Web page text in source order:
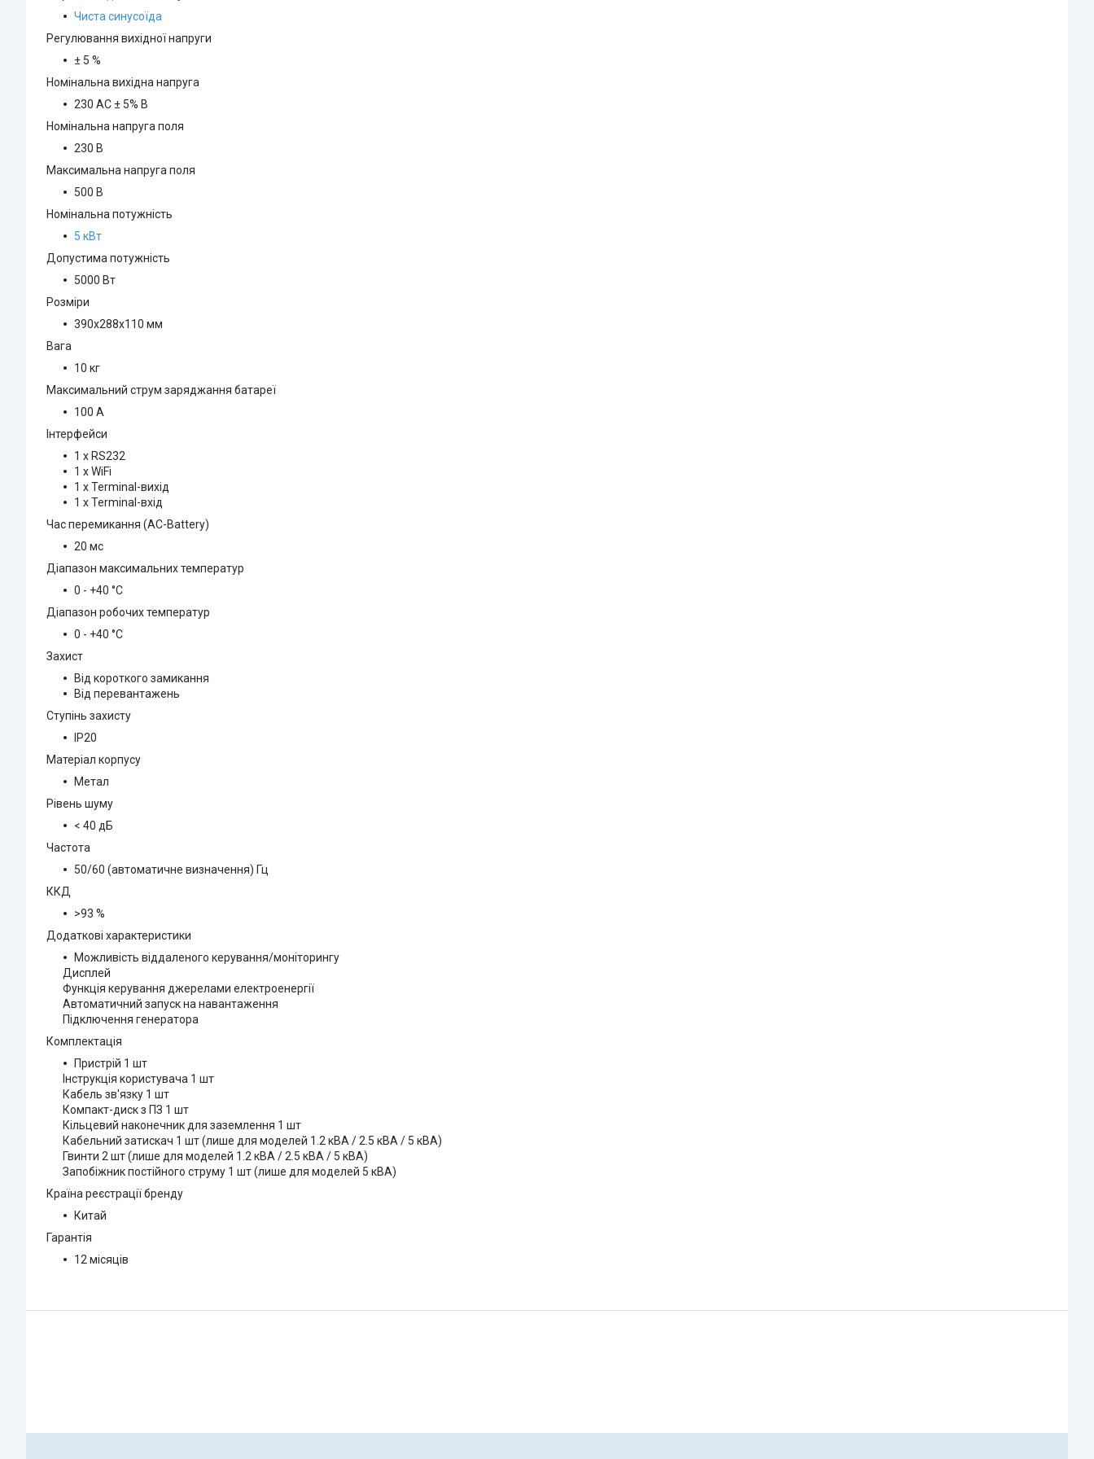
Чиста синусоїда
Регулювання вихідної напруги
± 5 %
Номінальна вихідна напруга
230 AC ± 5% В
Номінальна напруга поля
230 В
Максимальна напруга поля
500 В
Номінальна потужність
5 кВт
Допустима потужність
5000 Вт
Розміри
390x288x110 мм
Вага
10 кг
Максимальний струм заряджання батареї
100 А
Інтерфейси
1 x RS232
1 x WiFi
1 х Terminal-вихід
1 х Terminal-вхід
Час перемикання (AC-Battery)
20 мс
Діапазон максимальних температур
0 - +40 °С
Діапазон робочих температур
0 - +40 °С
Захист
Від короткого замикання
Від перевантажень
Ступінь захисту
IP20
Матеріал корпусу
Метал
Рівень шуму
< 40 дБ
Частота
50/60 (автоматичне визначення) Гц
ККД
>93 %
Додаткові характеристики
Можливість віддаленого керування/моніторингу
Дисплей
Функція керування джерелами електроенергії
Автоматичний запуск на навантаження
Підключення генератора
Комплектація
Пристрій 1 шт
Інструкція користувача 1 шт
Кабель зв'язку 1 шт
Компакт-диск з ПЗ 1 шт
Кільцевий наконечник для заземлення 1 шт
Кабельний затискач 1 шт (лише для моделей 1.2 кВА / 2.5 кВА / 5 кВА)
Гвинти 2 шт (лише для моделей 1.2 кВА / 2.5 кВА / 5 кВА)
Запобіжник постійного струму 1 шт (лише для моделей 5 кВА)
Країна реєстрації бренду
Китай
Гарантія
12 місяців